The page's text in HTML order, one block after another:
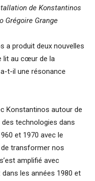
de Konstantinos
Grégoire Grange
a produit deux nouvelles
lit au cœur de la
t-il une résonance
Konstantinos autour de
technologies dans
et 1970 avec le
de transformer nos
amplifié avec
dans les années 1980 et